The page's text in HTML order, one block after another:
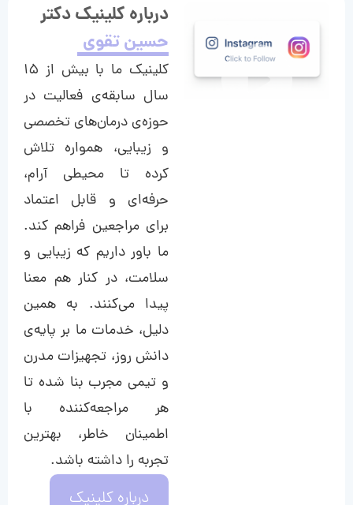
درباره کلینیک دکتر
حسین تقوی
کلینیک ما با بیش از ۱۵
سال سابقه‌ی فعالیت در
حوزه‌ی درمان‌های تخصصی
و زیبایی، همواره تلاش
کرده تا محیطی آرام،
حرفه‌ای و قابل اعتماد
برای مراجعین فراهم کند.
ما باور داریم که زیبایی و
سلامت، در کنار هم معنا
پیدا می‌کنند. به همین
دلیل، خدمات ما بر پایه‌ی
دانش روز، تجهیزات مدرن
و تیمی مجرب بنا شده تا
هر مراجعه‌کننده با
اطمینان خاطر، بهترین
تجربه را داشته باشد.
درباره کلینیک